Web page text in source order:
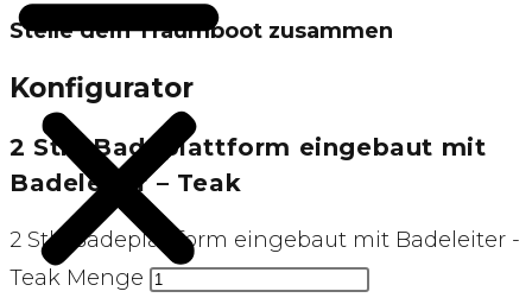
Stelle dein Traumboot zusammen
Konfigurator
2 Stk. Badeplattform eingebaut mit
Badeleiter – Teak
2 Stk. Badeplattform eingebaut mit Badeleiter -
Teak Menge